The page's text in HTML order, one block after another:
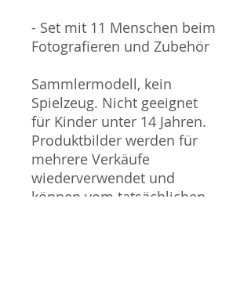
- Set mit 11 Menschen beim
Fotografieren und Zubehör
Sammlermodell, kein
Spielzeug. Nicht geeignet
für Kinder unter 14 Jahren.
Produktbilder werden für
mehrere Verkäufe
wiederverwendet und
können vom tatsächlichen